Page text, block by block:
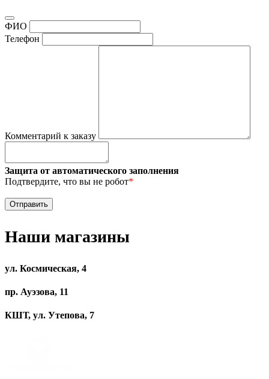
ФИО
Телефон
Комментарий к заказу
Защита от автоматического заполнения
Подтвердите, что вы не робот*
Наши магазины
ул. Космическая, 4
пр. Ауэзова, 11
КШТ, ул. Утепова, 7